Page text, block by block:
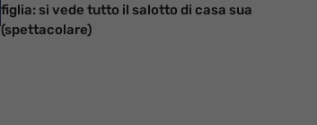
figlia: si vede tutto il salotto di casa sua
(spettacolare)